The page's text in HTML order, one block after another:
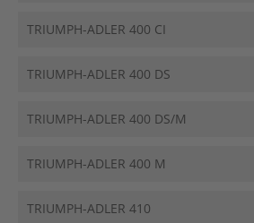
TRIUMPH-ADLER 400 CI
TRIUMPH-ADLER 400 DS
TRIUMPH-ADLER 400 DS/M
TRIUMPH-ADLER 400 M
TRIUMPH-ADLER 410